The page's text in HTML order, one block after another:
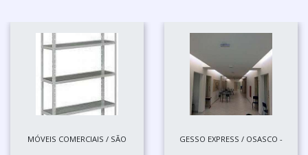
MÓVEIS COMERCIAIS / SÃO
GESSO EXPRESS / OSASCO -